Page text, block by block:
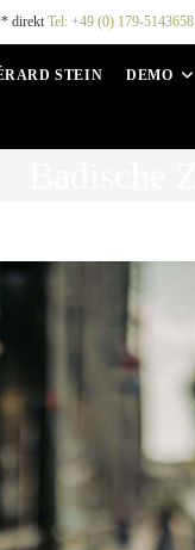
direkt Tel: +49 (0) 179-5143658
STEIN DEMO